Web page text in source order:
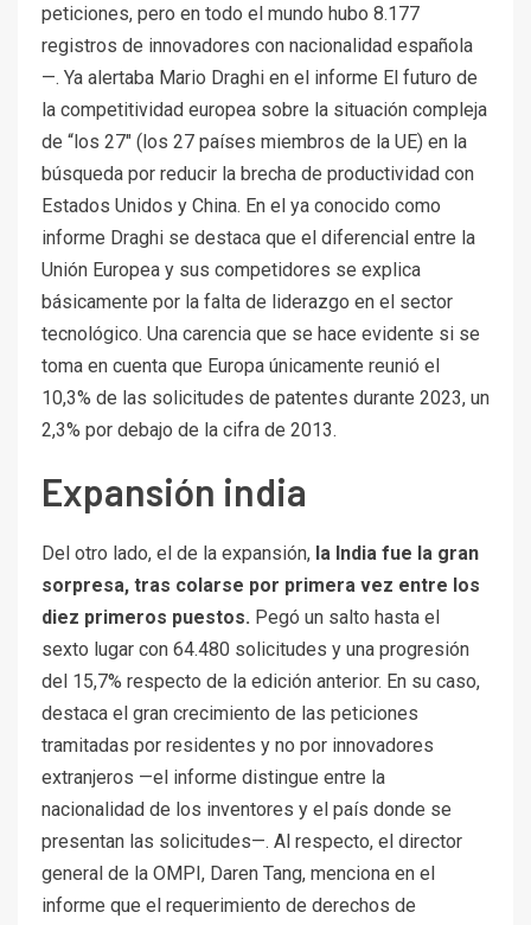
peticiones, pero en todo el mundo hubo 8.177
registros de innovadores con nacionalidad española
—. Ya alertaba Mario Draghi en el informe El futuro de
la competitividad europea sobre la situación compleja
de “los 27″ (los 27 países miembros de la UE) en la
búsqueda por reducir la brecha de productividad con
Estados Unidos y China. En el ya conocido como
informe Draghi se destaca que el diferencial entre la
Unión Europea y sus competidores se explica
básicamente por la falta de liderazgo en el sector
tecnológico. Una carencia que se hace evidente si se
toma en cuenta que Europa únicamente reunió el
10,3% de las solicitudes de patentes durante 2023, un
2,3% por debajo de la cifra de 2013.
Expansión india
Del otro lado, el de la expansión, la India fue la gran
sorpresa, tras colarse por primera vez entre los
diez primeros puestos. Pegó un salto hasta el
sexto lugar con 64.480 solicitudes y una progresión
del 15,7% respecto de la edición anterior. En su caso,
destaca el gran crecimiento de las peticiones
tramitadas por residentes y no por innovadores
extranjeros —el informe distingue entre la
nacionalidad de los inventores y el país donde se
presentan las solicitudes—. Al respecto, el director
general de la OMPI, Daren Tang, menciona en el
informe que el requerimiento de derechos de